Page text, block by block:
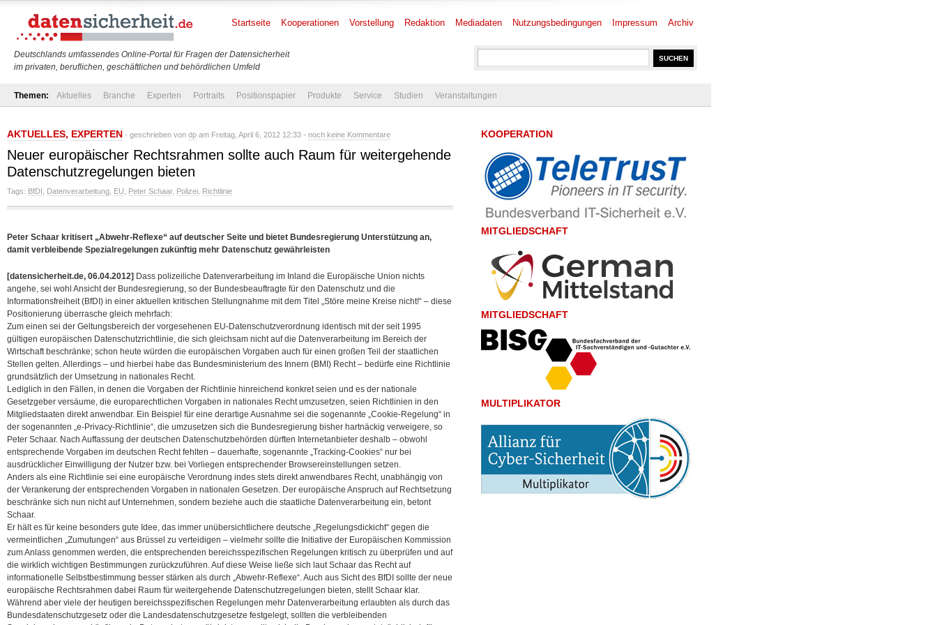
Deutschlands umfassendes Online-Portal für Fragen der Datensicherheit
im privaten, beruflichen, geschäftlichen und behördlichen Umfeld
Startseite Kooperationen Vorstellung Redaktion Mediadaten Nutzungsbedingungen Impressum Archiv
Themen: Aktuelles Branche Experten Portraits Positionspapier Produkte Service Studien Veranstaltungen
AKTUELLES, EXPERTEN - geschrieben von dp am Freitag, April 6, 2012 12:33 - noch keine Kommentare
Neuer europäischer Rechtsrahmen sollte auch Raum für weitergehende
Datenschutzregelungen bieten
Tags: BfDI Datenverarbeitung EU Peter Schaar, Polizei Richtlinie
Peter Schaar kritisert „Abwehr-Reflexe“ auf deutscher Seite und bietet Bundesregierung Unterstützung an,
damit verbleibende Spezialregelungen zukünftig mehr Datenschutz gewährleisten
[datensicherheit.de, 06.04.2012] Dass polizeiliche Datenverarbeitung im Inland die Europäische Union nichts
angehe, sei wohl Ansicht der Bundesregierung, so der Bundesbeauftragte für den Datenschutz und die
Informationsfreiheit (BfDI) in einer aktuellen kritischen Stellungnahme mit dem Titel „Störe meine Kreise nicht!“ – diese
Positionierung überrasche gleich mehrfach:
Zum einen sei der Geltungsbereich der vorgesehenen EU-Datenschutzverordnung identisch mit der seit 1995
gültigen europäischen Datenschutzrichtlinie, die sich gleichsam nicht auf die Datenverarbeitung im Bereich der
Wirtschaft beschränke; schon heute würden die europäischen Vorgaben auch für einen großen Teil der staatlichen
Stellen gelten. Allerdings – und hierbei habe das Bundesministerium des Innern (BMI) Recht – bedürfe eine Richtlinie
grundsätzlich der Umsetzung in nationales Recht.
Lediglich in den Fällen, in denen die Vorgaben der Richtlinie hinreichend konkret seien und es der nationale
Gesetzgeber versäume, die europarechtlichen Vorgaben in nationales Recht umzusetzen, seien Richtlinien in den
Mitgliedstaaten direkt anwendbar. Ein Beispiel für eine derartige Ausnahme sei die sogenannte „Cookie-Regelung“ in
der sogenannten „e-Privacy-Richtlinie“, die umzusetzen sich die Bundesregierung bisher hartnäckig verweigere, so
Peter Schaar. Nach Auffassung der deutschen Datenschutzbehörden dürften Internetanbieter deshalb – obwohl
entsprechende Vorgaben im deutschen Recht fehlten – dauerhafte, sogenannte „Tracking-Cookies“ nur bei
ausdrücklicher Einwilligung der Nutzer bzw. bei Vorliegen entsprechender Browsereinstellungen setzen.
Anders als eine Richtlinie sei eine europäische Verordnung indes stets direkt anwendbares Recht, unabhängig von
der Verankerung der entsprechenden Vorgaben in nationalen Gesetzen. Der europäische Anspruch auf Rechtsetzung
beschränke sich nun nicht auf Unternehmen, sondern beziehe auch die staatliche Datenverarbeitung ein, betont
Schaar.
Er hält es für keine besonders gute Idee, das immer unübersichtlichere deutsche „Regelungsdickicht“ gegen die
vermeintlichen „Zumutungen“ aus Brüssel zu verteidigen – vielmehr sollte die Initiative der Europäischen Kommission
zum Anlass genommen werden, die entsprechenden bereichsspezifischen Regelungen kritisch zu überprüfen und auf
die wirklich wichtigen Bestimmungen zurückzuführen. Auf diese Weise ließe sich laut Schaar das Recht auf
informationelle Selbstbestimmung besser stärken als durch „Abwehr-Reflexe“. Auch aus Sicht des BfDI sollte der neue
europäische Rechtsrahmen dabei Raum für weitergehende Datenschutzregelungen bieten, stellt Schaar klar.
Während aber viele der heutigen bereichsspezifischen Regelungen mehr Datenverarbeitung erlaubten als durch das
Bundesdatenschutzgesetz oder die Landesdatenschutzgesetze festgelegt, sollten die verbleibenden
KOOPERATION
MITGLIEDSCHAFT
MITGLIEDSCHAFT
MULTIPLIKATOR